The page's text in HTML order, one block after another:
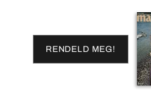
RENDELD MEG!